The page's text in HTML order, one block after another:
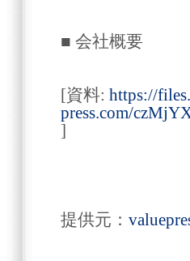
■ 会社概要
[資料: https://
press.com/
]
提供元：